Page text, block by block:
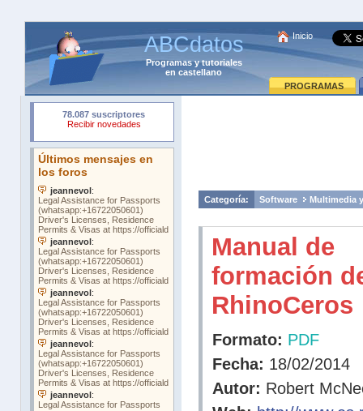
ABCdatos
Programasytutoriales
en castellano
Inicio
PROGRAMAS
Categoría: Software Multimedia
Manual de
formación
RhinoCeros
Formato: PDF
Fecha: 18/02/2014
Autor: Robert